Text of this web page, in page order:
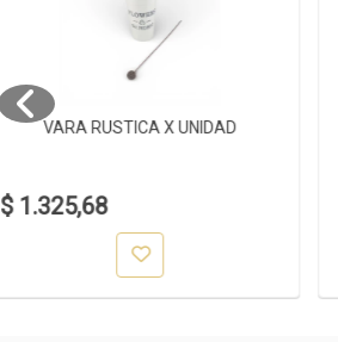
VARA RUSTICA X UNIDAD
$ 1.325,68